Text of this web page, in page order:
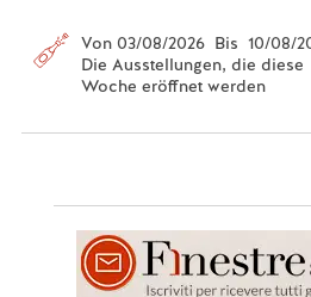
Von 03/08/2026 Bis 10/08/
Die Ausstellungen, die diese
Woche eröffnet werden